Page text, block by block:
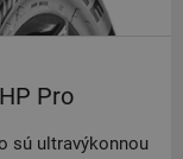
Pro
sú ultravýkonnou